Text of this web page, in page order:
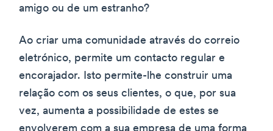
amigo ou de um estranho?
Ao criar uma comunidade através do correio
eletrónico, permite um contacto regular e
encorajador. Isto permite-lhe construir uma
relação com os seus clientes, o que, por sua
vez, aumenta a possibilidade de estes se